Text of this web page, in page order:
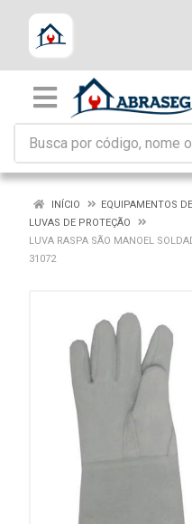
INÍCIO
EQUIPAMENTOS
LUVAS DE PROTEÇÃO
LUVA RASPA SÃO MANOEL
31072